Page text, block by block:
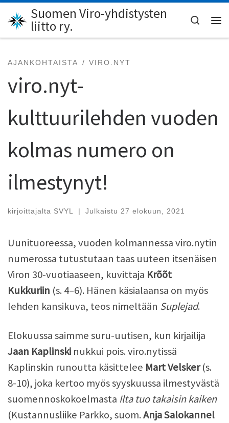
Skip to content
Suomen Viro-yhdistysten
liitto ry.
Search
AJANKOHTAISTA VIRO.NYT
viro.nyt-
kulttuurilehden vuoden
kolmas numero on
ilmestynyt!
kirjoittajalta SVYL | Julkaistu 27 elokuun, 2021
Uunituoreessa, vuoden kolmannessa viro.nytin
numerossa tutustutaan taas uuteen itsenäisen
Viron 30-vuotiaaseen, kuvittaja Krõõt
Kukkuriin (s. 4–6). Hänen käsialaansa on myös
lehden kansikuva, teos nimeltään Suplejad.
Elokuussa saimme suru-uutisen, kun kirjailija
Jaan Kaplinski nukkui pois. viro.nytissä
Kaplinskin runoutta käsittelee Mart Velsker(s.
8-10), joka kertoo myös syyskuussa ilmestyvästä
suomennoskokoelmasta Ilta tuo takaisin kaiken
(Kustannusliike Parkko, suom.Anja Salokannel